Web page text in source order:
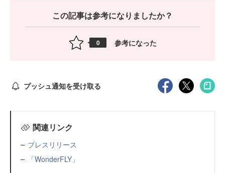
この記事は参考になりましたか？
0 参考になった
プッシュ通知を受け取る
関連リンク
プレスリリース
「WonderFLY」